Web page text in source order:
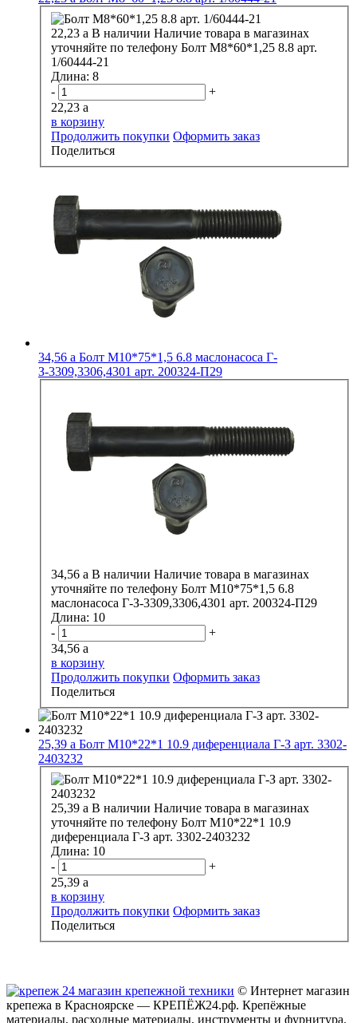
22,23 a В наличии Наличие товара в магазинах
уточняйте по телефону Болт М8*60*1,25 8.8 арт.
1/60444-21
Длина: 8
-
+
22,23 a
в корзину
Продолжить покупки Оформить заказ
Поделиться
34,56 a Болт М10*75*1,5 6.8 маслонасоса Г-
З-3309,3306,4301 арт. 200324-П29
34,56 a В наличии Наличие товара в магазинах
уточняйте по телефону Болт М10*75*1,5 6.8
маслонасоса Г-З-3309,3306,4301 арт. 200324-П29
Длина: 10
-
+
34,56 a
в корзину
Продолжить покупки Оформить заказ
Поделиться
25,39 a Болт М10*22*1 10.9 диференциала Г-З арт. 3302-
2403232
25,39 a В наличии Наличие товара в магазинах
уточняйте по телефону Болт М10*22*1 10.9
диференциала Г-З арт. 3302-2403232
Длина: 10
-
+
25,39 a
в корзину
Продолжить покупки Оформить заказ
Поделиться
© Интернет магазин
крепежа в Красноярске — КРЕПЁЖ24.рф. Крепёжные
материалы, расходные материалы, инструменты и фурнитура.